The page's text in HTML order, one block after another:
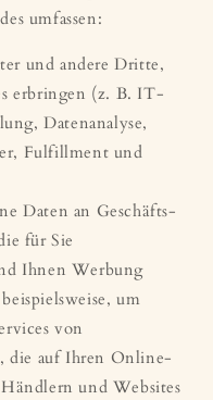
umfassen:
und andere Dritte,
erbringen (z. B. IT-
Datenanalyse,
Fulfillment und
Daten an Geschäfts-
für Sie
Ihnen Werbung
um
von
die auf Ihren Online-
und Websites